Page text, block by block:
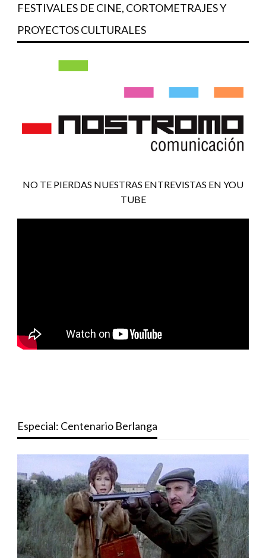
FESTIVALES DE CINE, CORTOMETRAJES Y
PROYECTOS CULTURALES
NO TE PIERDAS NUESTRAS ENTREVISTAS EN YOU
TUBE
Especial: Centenario Berlanga